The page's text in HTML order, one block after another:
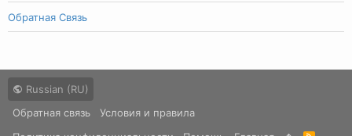
Обратная Связь
Russian (RU)
Обратная связь
Условия и правила